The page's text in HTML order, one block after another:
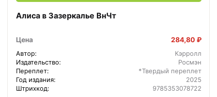
Алиса в Зазеркалье ВнЧт
Цена 284,80 ₽
Автор:
Кэрролл
Издательство:
Росмэн
Переплет:
*Твердый переплет
Год издания:
2025
Штрихкод:
9785353078722